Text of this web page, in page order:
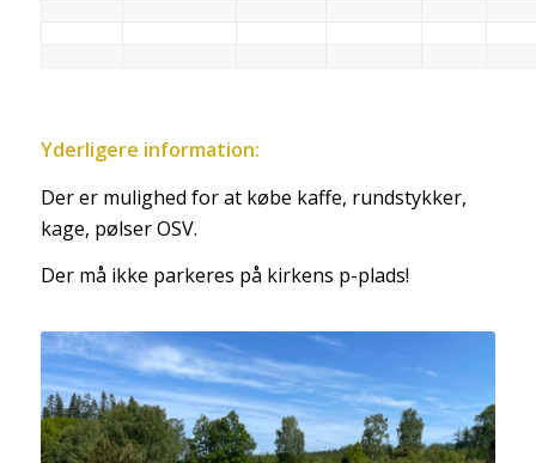
Yderligere information:
Der er mulighed for at købe kaffe, rundstykker,
kage, pølser OSV.
Der må ikke parkeres på kirkens p-plads!